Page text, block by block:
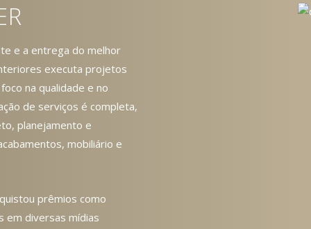
e a entrega do melhor
executa projetos
na qualidade e no
de serviços é completa,
planejamento e
mobiliário e
prêmios como
em diversas mídias